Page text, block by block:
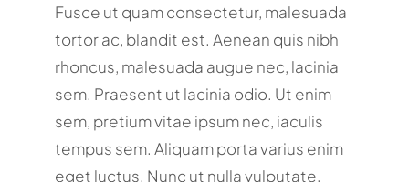
Fusce ut quam consectetur, malesuada
tortor ac, blandit est. Aenean quis nibh
rhoncus, malesuada augue nec, lacinia
sem. Praesent ut lacinia odio. Ut enim
sem, pretium vitae ipsum nec, iaculis
tempus sem. Aliquam porta varius enim
eget luctus. Nunc ut nulla vulputate,